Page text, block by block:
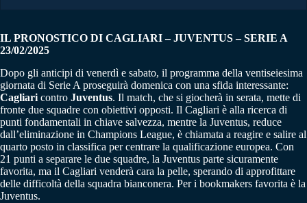
IL PRONOSTICO DI CAGLIARI – JUVENTUS – SERIE A
23/02/2025
Dopo gli anticipi di venerdì e sabato, il programma della ventiseiesima
giornata di Serie A proseguirà domenica con una sfida interessante:
Cagliari contro Juventus. Il match, che si giocherà in serata, mette di
fronte due squadre con obiettivi opposti. Il Cagliari è alla ricerca di
punti fondamentali in chiave salvezza, mentre la Juventus, reduce
dall’eliminazione in Champions League, è chiamata a reagire e salire al
quarto posto in classifica per centrare la qualificazione europea. Con
21 punti a separare le due squadre, la Juventus parte sicuramente
favorita, ma il Cagliari venderà cara la pelle, sperando di approfittare
delle difficoltà della squadra bianconera. Per i bookmakers favorita è la
Juventus.